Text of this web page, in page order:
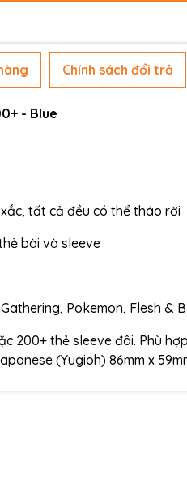
Chính sách đổi trả
- Blue
tất cả đều có thể tháo rời
bài và sleeve
Pokemon, Flesh &
200+ thẻ sleeve đôi. Phù
(Yugioh) 86mm x